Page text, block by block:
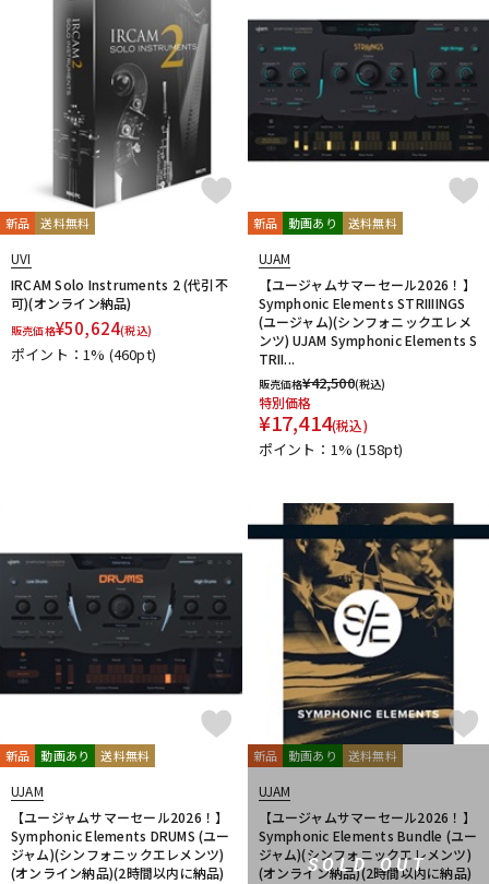
新品 送料無料
UVI
IRCAM Solo Instruments 2 (代引不
可)(オンライン納品)
販売価格¥50,624(税込)
ポイント：1% (460pt)
新品 動画あり 送料無料
UJAM
【ユージャムサマーセール2026！】
Symphonic Elements STRIIIINGS
(ユージャム)(シンフォニックエレメ
ンツ) UJAM Symphonic Elements S
TRII...
販売価格¥42,500(税込)
特別価格
¥17,414(税込)
ポイント：1%(158pt)
新品 動画あり 送料無料
UJAM
【ユージャムサマーセール2026！】
Symphonic Elements DRUMS (ユー
ジャム)(シンフォニックエレメンツ)
(オンライン納品)(2時間以内に納品)
SOLD OUT
新品 動画あり 送料無料
UJAM
【ユージャムサマーセール2026！】
Symphonic Elements Bundle (ユー
ジャム)(シンフォニックエレメンツ)
(オンライン納品)(2時間以内に納品)